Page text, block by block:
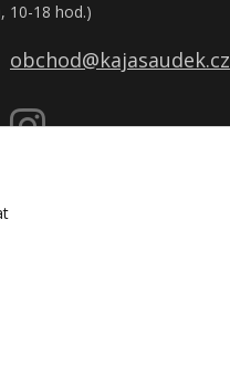
10-18 hod.)
obchod@kajasaudek.cz